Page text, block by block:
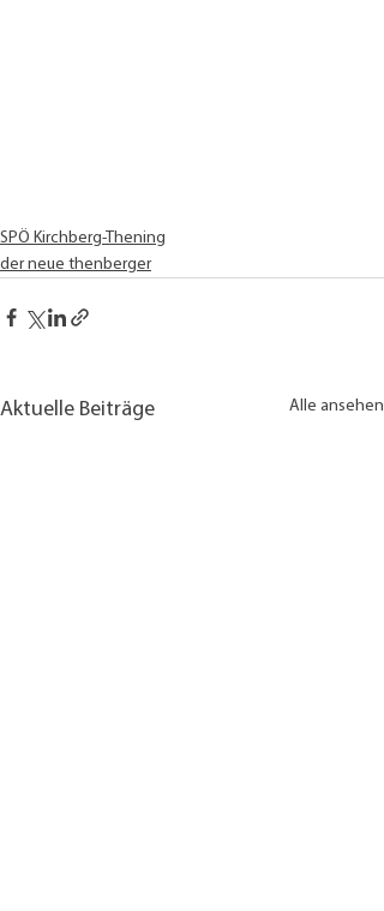
SPÖ Kirchberg-Thening
der neue thenberger
Aktuelle Beiträge Alle ansehen